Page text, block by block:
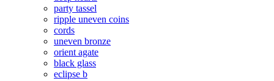
party tassel
ripple uneven coins
cords
uneven bronze
orient agate
black glass
eclipse b